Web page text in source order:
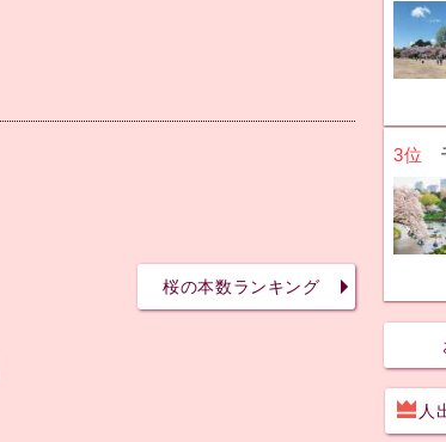
桜の本数ランキング
3位
人